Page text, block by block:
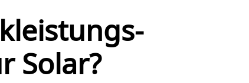
Solar?